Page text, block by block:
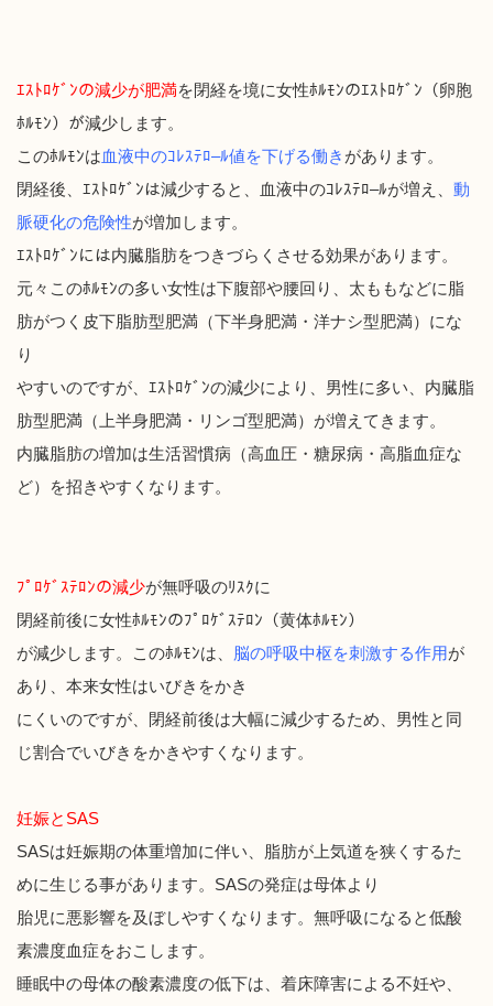
ｴｽﾄﾛｹﾞﾝの減少が肥満を閉経を境に女性ﾎﾙﾓﾝのｴｽﾄﾛｹﾞﾝ（卵胞
ﾎﾙﾓﾝ）が減少します。
このﾎﾙﾓﾝは血液中のｺﾚｽﾃﾛ–ﾙ値を下げる働き があります。
閉経後、ｴｽﾄﾛｹﾞﾝは減少すると、血液中のｺﾚｽﾃﾛ–ﾙが増え、 動
脈硬化の危険性が増加 します。
ｴｽﾄﾛｹﾞﾝには内臓脂肪をつきづらくさせる効果があります。
元々このﾎﾙﾓﾝの多い女性は下腹部や腰回り、太ももなどに 脂
肪がつく皮下脂肪型肥満（下半身肥満・洋ナシ型肥満）にな
り
やすいのですが、ｴｽﾄﾛｹﾞﾝの減少により、男性に多い、 内臓脂
肪型肥満（上半身肥満・リンゴ型肥満）が増えてきます。
内臓脂肪の増加は生活習慣病（高血圧・糖尿病・高脂血症な
ど）
を招きやすくなります。
ﾌﾟﾛｹﾞｽﾃﾛﾝの減少が無呼吸のﾘｽｸに
閉経前後に女性ﾎﾙﾓﾝのﾌﾟﾛｹﾞｽﾃﾛﾝ（黄体ﾎﾙﾓﾝ）
が減少します。このﾎﾙﾓﾝは、 脳の呼吸中枢を刺激する作用が
あり、本来女性はいびきをかき
にくいのですが、閉経前後は大幅に減少するため
男性と同
じ割合でいびきをかきやすくなります。
妊娠と SAS
SASは妊娠期の体重増加に伴い、脂肪が上気道を狭く するた
めに生じる事があります。 SASの発症は母体より
胎児に悪影響を及ぼしやすくなります。無呼吸になると低酸
素濃度血症をおこします。
睡眠中の母体の酸素濃度の低下は、着床障害による不妊や、